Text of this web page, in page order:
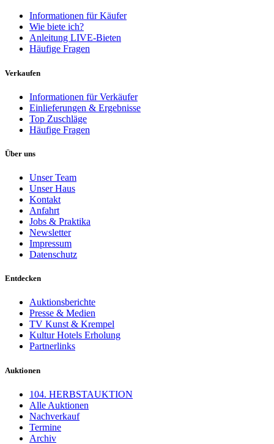
Informationen für Käufer
Wie biete ich?
Anleitung LIVE-Bieten
Häufige Fragen
Verkaufen
Informationen für Verkäufer
Einlieferungen & Ergebnisse
Top Zuschläge
Häufige Fragen
Über uns
Unser Team
Unser Haus
Kontakt
Anfahrt
Jobs & Praktika
Newsletter
Impressum
Datenschutz
Entdecken
Auktionsberichte
Presse & Medien
TV Kunst & Krempel
Kultur Hotels Erholung
Partnerlinks
Auktionen
104. HERBSTAUKTION
Alle Auktionen
Nachverkauf
Termine
Archiv